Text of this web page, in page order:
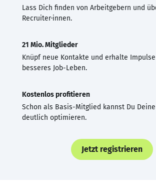
Lass Dich finden von Arbeitgebern und
Recruiter·innen.
21 Mio. Mitglieder
Knüpf neue Kontakte und erhalte
besseres Job-Leben.
Kostenlos profitieren
Schon als Basis-Mitglied kannst Du Deine
deutlich optimieren.
Jetzt registrieren